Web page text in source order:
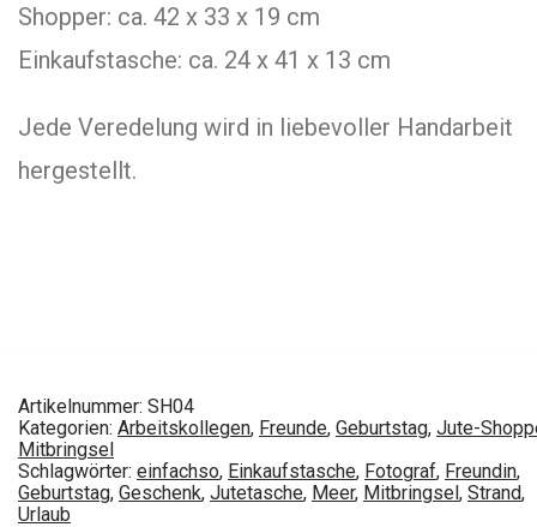
Shopper: ca. 42 x 33 x 19 cm
Einkaufstasche: ca. 24 x 41 x 13 cm
Jede Veredelung wird in liebevoller Handarbeit
hergestellt.
Artikelnummer: SH04
Kategorien: Arbeitskollegen, Freunde, Geburtstag, Jute-
Mitbringsel
Schlagwörter: einfachso, Einkaufstasche, Fotograf, Freundin,
Geburtstag, Geschenk, Jutetasche, Meer, Mitbringsel, Strand,
Urlaub